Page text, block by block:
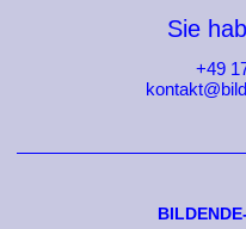
Sie
+49